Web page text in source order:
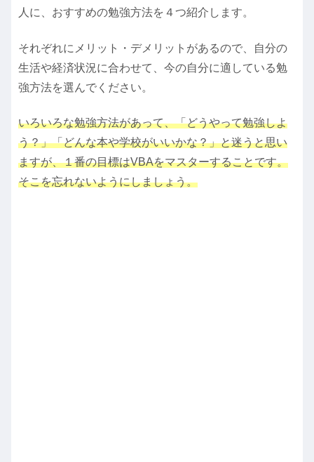
人に、おすすめの勉強方法を４つ紹介します。
それぞれにメリット・デメリットがあるので、自分の
生活や経済状況に合わせて、今の自分に適している勉
強方法を選んでください。
いろいろな勉強方法があって、「どうやって勉強しよ
う？」「どんな本や学校がいいかな？」と迷うと思い
ますが、１番の目標はVBAをマスターすることです。
そこを忘れないようにしましょう。